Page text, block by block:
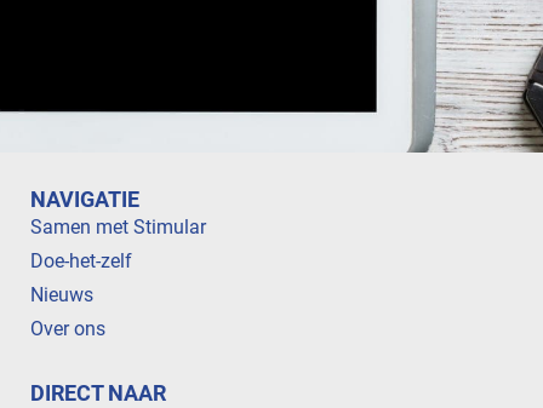
NAVIGATIE
Samen met Stimular
Doe-het-zelf
Nieuws
Over ons
DIRECT NAAR